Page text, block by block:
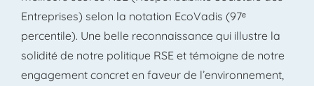
Entreprises) selon la notation EcoVadis (97ᵉ
percentile). Une belle reconnaissance qui illustre la
solidité de notre politique RSE et témoigne de notre
engagement concret en faveur de l’environnement,